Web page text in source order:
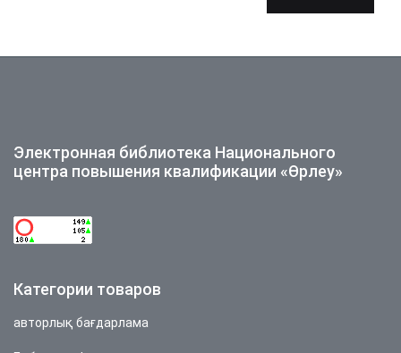
Электронная библиотека Национального
центра повышения квалификации «Өрлеу»
Категории товаров
авторлық бағдарлама